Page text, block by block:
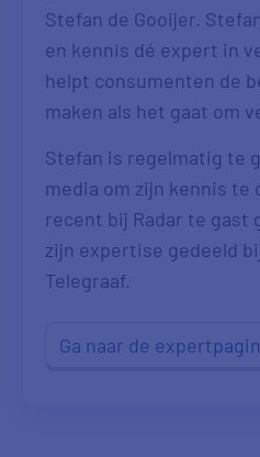
Dhr. H uit Franeker
Mvr. J uit Burgum
Stefan de Gooijer.
en kennis dé expert in
helpt consumenten de
maken als het gaat om
Stefan is regelmatig te
media om zijn kennis te
recent bij Radar te gast
zijn expertise gedeeld
Telegraaf.
Ga naar de